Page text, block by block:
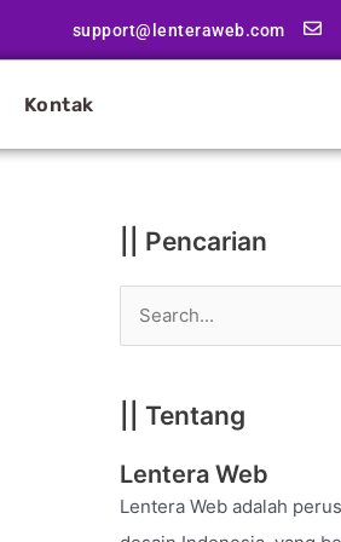
support@lenteraweb.com
Kontak
|| Pencarian
r
c
h
|| Tentang
Lentera Web
Lentera Web adalah
|
t
g
i